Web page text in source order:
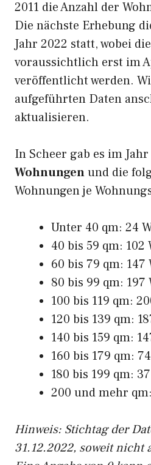
2011 die Anzahl der
Die nächste Erhebung
Jahr 2022 statt, wobei
voraussichtlich erst im
veröffentlicht werden.
aufgeführten Daten
aktualisieren.
In Scheer gab es im
Wohnungenund die
Wohnungen je
Unter 40 qm: 24
40 bis 59 qm: 102
60 bis 79 qm: 147
80 bis 99 qm: 197
100 bis 119 qm:
120 bis 139 qm:
140 bis 159 qm:
160 bis 179 qm:
180 bis 199 qm:
200 und mehr
Hinweis: Stichtag der
31.12.2022, soweit nicht